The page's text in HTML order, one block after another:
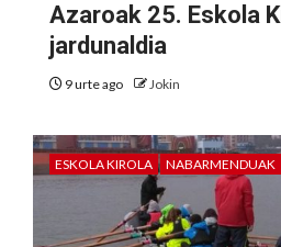
Azaroak 25. Eskola
jardunaldia
9 urte ago Jokin
ESKOLA KIROLA NABARMENDUAK